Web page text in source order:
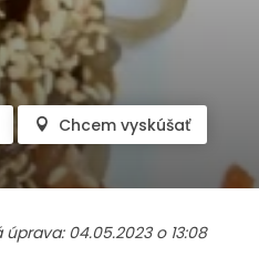
Chcem vyskúšať
úprava: 04.05.2023 o 13:08